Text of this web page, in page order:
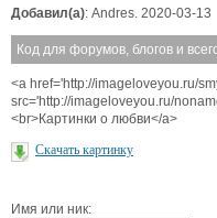
Добавил(а): Andres. 2020-03-13
Код для форумов, блогов и
<a href='http://imageloveyou.ru/
src='http://imageloveyou.ru/
<br>Картинки о любви</a>
Скачать картинку
Имя или ник: